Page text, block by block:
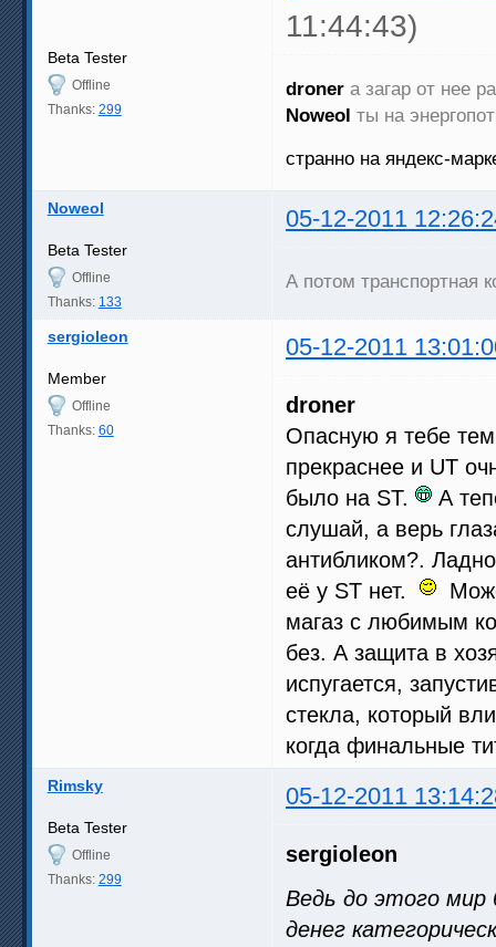
11:44:43)
Beta Tester
Offline
Thanks: 299
droner а загар от нее
Noweol ты на
странно на яндекс-
Noweol 05-12-2011
Beta Tester
Offline
Thanks: 133
А потом транспортная
sergioleon 05-12-2011
Member
Offline
Thanks: 60
droner
Опасную я тебе
прекраснее и UT
было на ST.
А
слушай, а верь
антибликом?.
её у ST нет.
магаз с любимым
без. А защита в
испугается,
стекла, который
когда финальные
Rimsky 05-12-2011
Beta Tester
Offline
Thanks: 299
sergioleon
Ведь до этого мир
денег